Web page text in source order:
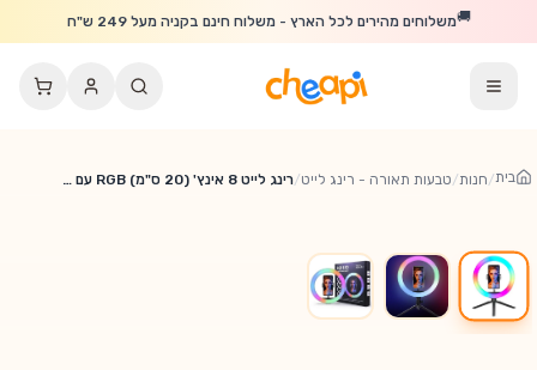
דלג לתוכן הראשי
🚚משלוחים מהירים לכל הארץ - משלוח חינם בקניה מעל 249 ש"ח
בית/חנות/טבעות תאורה - רינג לייט/ רינג לייט 8 אינץ' (20 ס"מ) RGB עם מיני חצובה